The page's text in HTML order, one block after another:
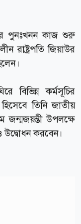
পুনঃখনন কাজ শুরু
রাষ্ট্রপতি জিয়াউর
বিভিন্ন কর্মসূচির
তিনি জাতীয়
উপলক্ষে
উদ্বোধন করবেন।